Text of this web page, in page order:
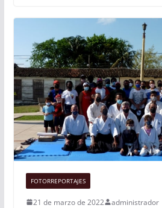
FOTORREPORTAJES
21 de marzo de 2022 administrador